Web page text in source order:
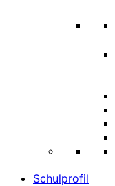
Schulprofil